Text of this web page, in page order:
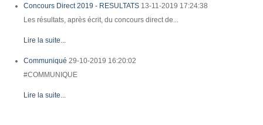
Concours Direct 2019 - RESULTATS 13-11-2019 17:24:38
Les résultats, après écrit, du concours direct de...
Lire la suite...
Communiqué 29-10-2019 16:20:02
#COMMUNIQUE
Lire la suite...